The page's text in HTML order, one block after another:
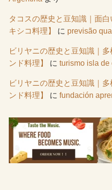
タコスの歴史と豆知識｜面
キシコ料理】
に previsão
ビリヤニの歴史と豆知識｜
ンド料理】
に turismo isla de
ビリヤニの歴史と豆知識｜
ンド料理】
に fundación